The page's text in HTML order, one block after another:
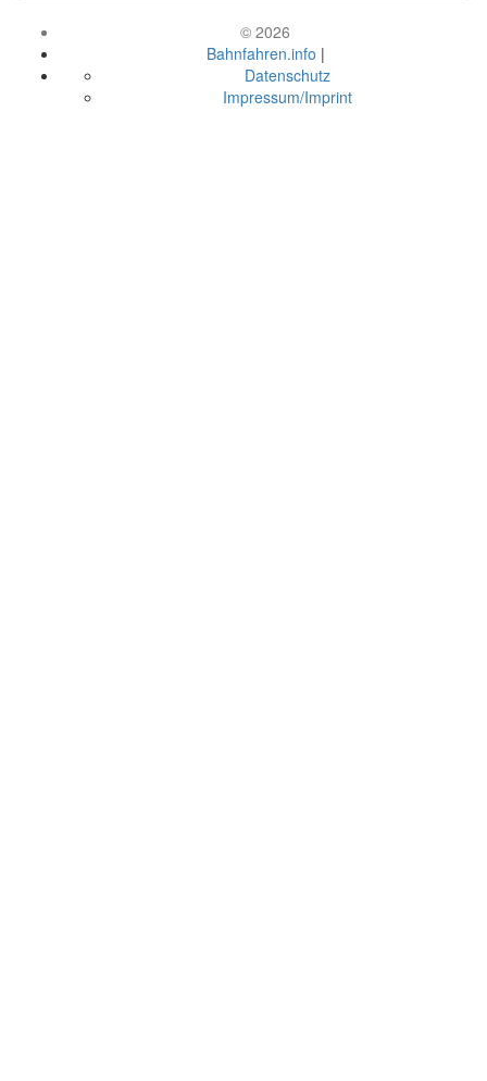
© 2026
Bahnfahren.info |
Datenschutz
Impressum/Imprint